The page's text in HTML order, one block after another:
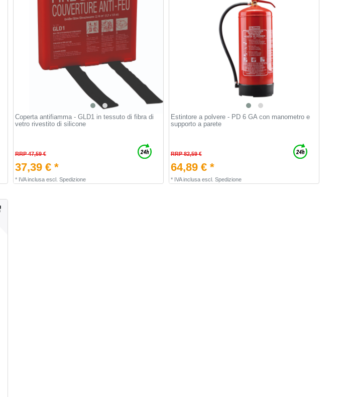
Coperta antifiamma - GLD1 in tessuto di fibra di
vetro rivestito di silicone
RRP 47,59 €
37,39 € *
* IVA inclusaescl. Spedizione
Estintore a polvere - PD 6 GA con manometro e
supporto a parete
RRP 82,59 €
64,89 € *
* IVA inclusaescl. Spedizione